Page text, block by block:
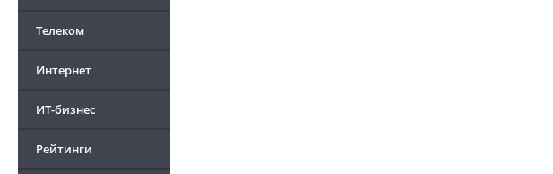
Телеком
Интернет
ИТ-бизнес
Рейтинги